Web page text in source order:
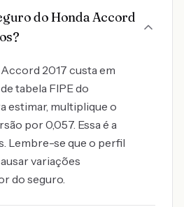
do Honda Accord
2017 custa em
tabela FIPE do
estimar, multiplique o
por 0,057. Essa é a
Lembre-se que o perfil
variações
do seguro.